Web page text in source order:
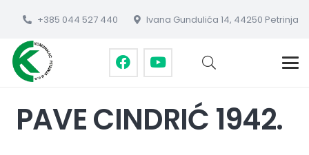
+385 044 527 440 Ivana Gundulića 14, 44250 Petrinja
PAVE CINDRIĆ 1942.